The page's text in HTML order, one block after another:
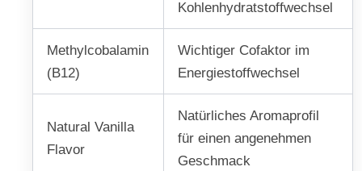
Kohlenhydratstoffwechsel
Methylcobalamin
(B12)
Wichtiger Cofaktor im
Energiestoffwechsel
Natural Vanilla
Flavor
Natürliches Aromaprofil
für einen angenehmen
Geschmack